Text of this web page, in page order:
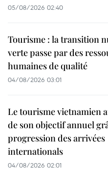
05/08/2026 02:40
Tourisme : la transition
verte passe par des
humaines de qualité
04/08/2026 03:01
Le tourisme vietnamien
de son objectif annuel
progression des arrivées
internationals
04/08/2026 02:01